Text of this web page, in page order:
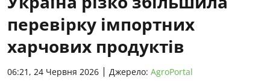
перевірку імпортних
харчових продуктів
06:21, 24 Червня 2026 Джерело: AgroPortal